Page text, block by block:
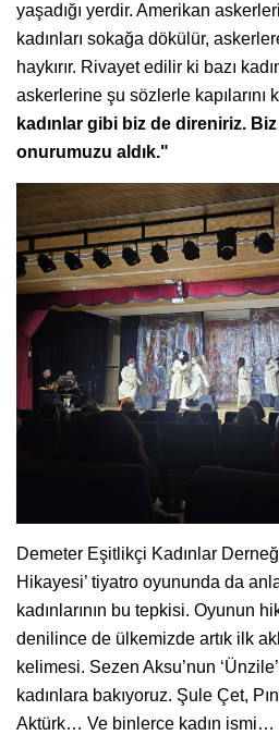
yaşadığı yerdir. Amerikan
kadınları sokağa dökülür,
haykırır. Rivayet edilir ki bazı
askerlerine şu sözlerle kapılarını
kadınlar gibi biz de direniriz.
onurumuzu aldık."
Demeter Eşitlikçi Kadınlar
Hikayesi’ tiyatro oyununda da
kadınlarının bu tepkisi. Oyunun
denilince de ülkemizde artık ilk
kelimesi. Sezen Aksu’nun
kadınlara bakıyoruz. Şule Çet,
Aktürk… Ve binlerce kadın ismi…